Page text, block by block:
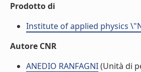
Prodotto di
Institute of applied physics
Autore CNR
ANEDIO RANFAGNI(Unità di